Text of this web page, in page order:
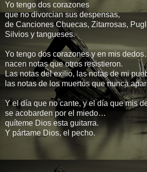
Yo tengo dos corazones
que no divorcian sus despensas,
de Canciones Chuecas, Zitarrosas,
Silvios y tangueses.
Yo tengo dos corazones y en mis
nacen notas que otros resistieron.
Las notas del exilio, las notas de mi
las notas de los muertos que nunca
Y el día que no cante, y el día que mis
se acobarden por el miedo…
quíteme Dios esta guitarra.
Y pártame Dios, el pecho.